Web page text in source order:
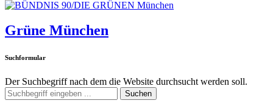
Grüne München
Suchformular
Der Suchbegriff nach dem die Website durchsucht werden soll.
Suchen